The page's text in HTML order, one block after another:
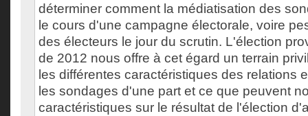
déterminer comment la médiatisation des
le cours d'une campagne électorale, voire
des électeurs le jour du scrutin. L'élection
de 2012 nous offre à cet égard un terrain
les différentes caractéristiques des relations
les sondages d'une part et ce que peuvent
caractéristiques sur le résultat de l'élection